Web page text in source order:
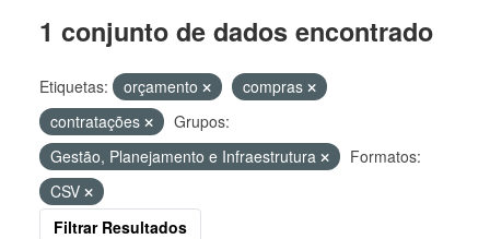
1 conjunto de dados encontrado
Etiquetas: orçamento
compras
contratações
Grupos:
Gestão, Planejamento e Infraestrutura
Formatos:
CSV
Filtrar Resultados